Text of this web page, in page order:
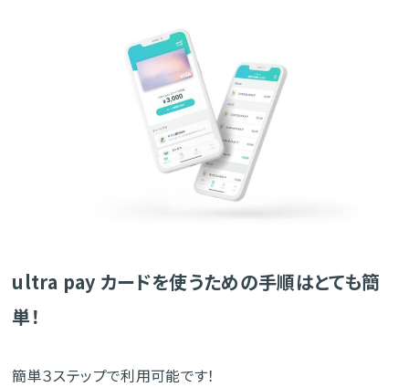
ultra pay カードを使うための手順はとても簡
単！
簡単３ステップで利用可能です！